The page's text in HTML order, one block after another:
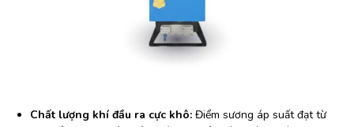
Chất lượng khí đầu ra cực khô: Điểm sương áp suất đạt từ